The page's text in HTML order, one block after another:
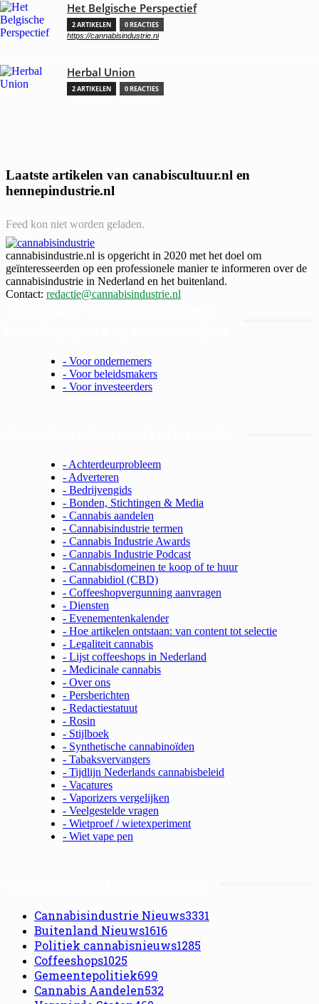
Het Belgische Perspectief
2 ARTIKELEN 0 REACTIES
https://cannabisindustrie.nl
Herbal Union
2 ARTIKELEN 0 REACTIES
Laatste artikelen van canabiscultuur.nl en
hennepindustrie.nl
Feed kon niet worden geladen.
cannabisindustrie.nl is opgericht in 2020 met het doel om
geïnteresseerden op een professionele manier te informeren over de
cannabisindustrie in Nederland en het buitenland.
Contact: redactie@cannabisindustrie.nl
- Voor ondernemers
- Voor beleidsmakers
- Voor investeerders
- Achterdeurprobleem
- Adverteren
- Bedrijvengids
- Bonden, Stichtingen & Media
- Cannabis aandelen
- Cannabisindustrie termen
- Cannabis Industrie Awards
- Cannabis Industrie Podcast
- Cannabisdomeinen te koop of te huur
- Cannabidiol (CBD)
- Coffeeshopvergunning aanvragen
- Diensten
- Evenementenkalender
- Hoe artikelen ontstaan: van content tot selectie
- Legaliteit cannabis
- Lijst coffeeshops in Nederland
- Medicinale cannabis
- Over ons
- Persberichten
- Redactiestatuut
- Rosin
- Stijlboek
- Synthetische cannabinoïden
- Tabaksvervangers
- Tijdlijn Nederlands cannabisbeleid
- Vacatures
- Vaporizers vergelijken
- Veelgestelde vragen
- Wietproef / wietexperiment
- Wiet vape pen
Cannabisindustrie Nieuws3331
Buitenland Nieuws1616
Politiek cannabisnieuws1285
Coffeeshops1025
Gemeentepolitiek699
Cannabis Aandelen532